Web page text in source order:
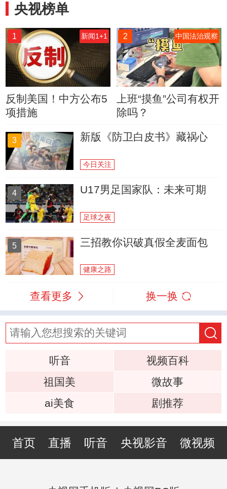
央视榜单
1 新闻1+1
反制美国！中方公布5
项措施
2 中国法治观察
上班“摸鱼”公司有权开
除吗？
3 新版《防卫白皮书》藏祸心
今日关注
4 U17男足国家队：未来可期
足球之夜
5 三招教你识破真假全麦面包
健康之路
查看更多 换一换
听音
视频百科
祖国美
微故事
ai美食
剧推荐
首页 直播 听音 央视影音 微视频